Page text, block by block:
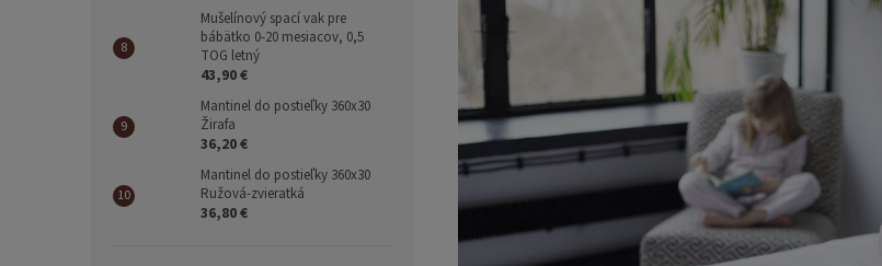
Mušelínový spací vak pre
bábätko 0-20 mesiacov, 0,5
TOG letný
43,90 €
Mantinel do postieľky 360x30
Žirafa
36,20 €
Mantinel do postieľky 360x30
Ružová-zvieratká
36,80 €